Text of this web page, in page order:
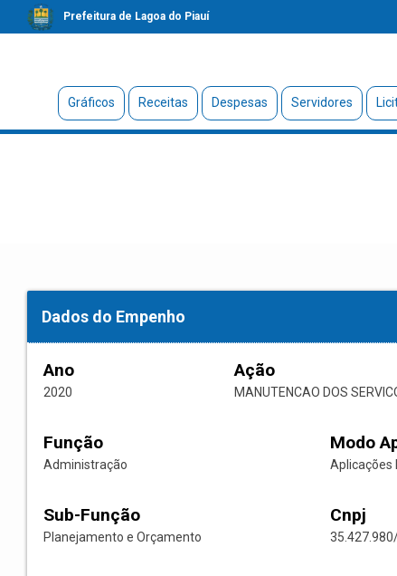
Prefeitura de Lagoa do Piauí
Gráficos Receitas Despesas Servidores
Dados do Empenho
Ano
2020
Ação
MANUTENCAO DOS
Função
Administração
Modo
Aplicações
Sub-Função
Planejamento e Orçamento
Cnpj